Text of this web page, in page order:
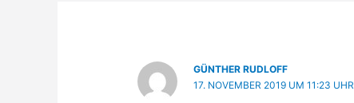
GÜNTHER RUDLOFF
17. NOVEMBER 2019 UM 11:23 UHR